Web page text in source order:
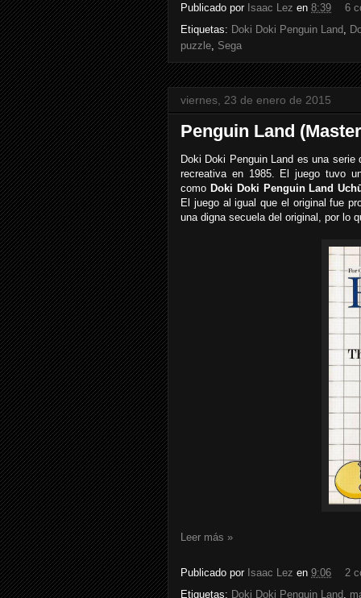
Publicado por Isaac Lez en 8:39
6
Etiquetas: Doki Doki Penguin Land
puzzle Sega
viernes, 23 de enero de 2015
Penguin Land
Doki Doki Penguin Land es una
recreativa en 1985. El juego tuvo
como Doki Doki Penguin Land
El juego al igual que el original fue
una digna secuela del original, por lo
Leer más »
Publicado por Isaac Lez en 9:06
2
Etiquetas: Doki Doki Penguin Land